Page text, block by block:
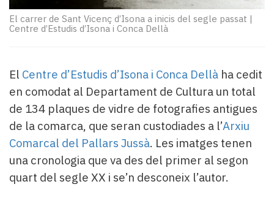
newsletter
del
patrocinat
Lo
més
llegit...
Editorial
El carrer de Sant Vicenç d’Isona a inicis del segle passat |
Centre d’Estudis d’Isona i Conca Dellà
El Centre d’Estudis d’Isona i Conca Dellà ha cedit
en comodat al Departament de Cultura un total
de 134 plaques de vidre de fotografies antigues
de la comarca, que seran custodiades a l’Arxiu
Comarcal del Pallars Jussà. Les imatges tenen
una cronologia que va des del primer al segon
quart del segle XX i se’n desconeix l’autor.